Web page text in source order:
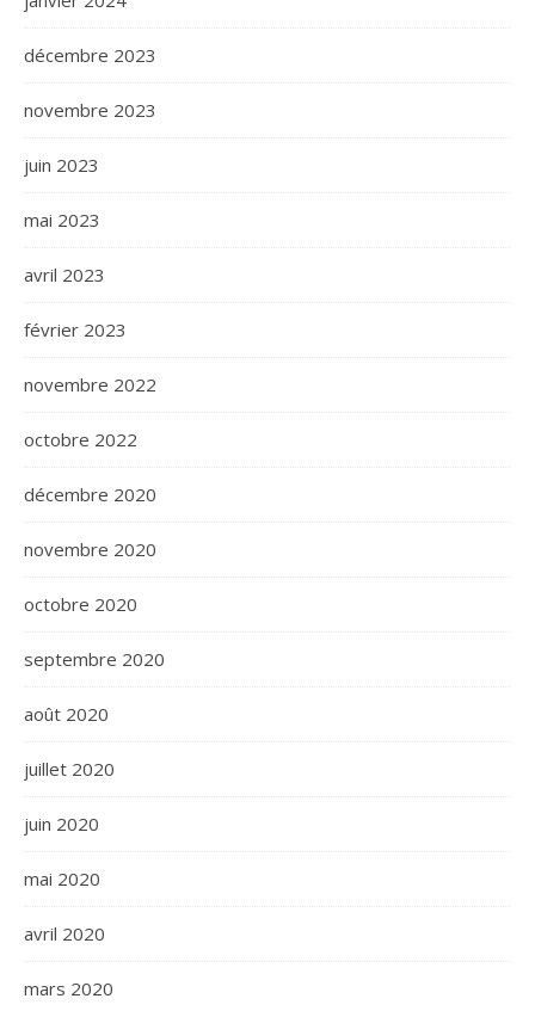
décembre 2023
novembre 2023
juin 2023
mai 2023
avril 2023
février 2023
novembre 2022
octobre 2022
décembre 2020
novembre 2020
octobre 2020
septembre 2020
août 2020
juillet 2020
juin 2020
mai 2020
avril 2020
mars 2020